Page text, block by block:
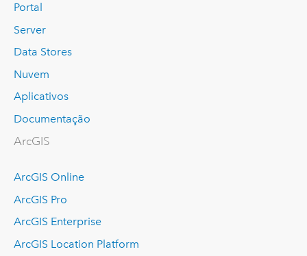
Portal
Server
Data Stores
Nuvem
Aplicativos
Documentação
ArcGIS
ArcGIS Online
ArcGIS Pro
ArcGIS Enterprise
ArcGIS Location Platform